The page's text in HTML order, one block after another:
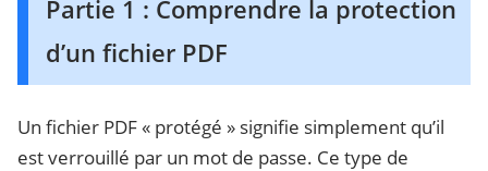
Partie 1 : Comprendre la protection
d’un fichier PDF
Un fichier PDF « protégé » signifie simplement qu’il
est verrouillé par un mot de passe. Ce type de